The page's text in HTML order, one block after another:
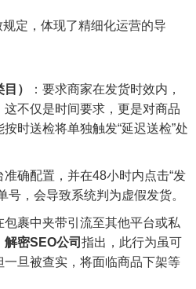
定，体现了精细化运营的导
）
：要求商家在发货时效内，
不仅是时间要求，更是对商品
时送检将单独触发“延迟送检”处
准确配置，并在48小时内点击“发
号，会导致系统判为虚假发货。
包裹中夹带引流至其他平台或私
解密SEO公司 指出，此行为虽可
旦被查实，将面临商品下架等